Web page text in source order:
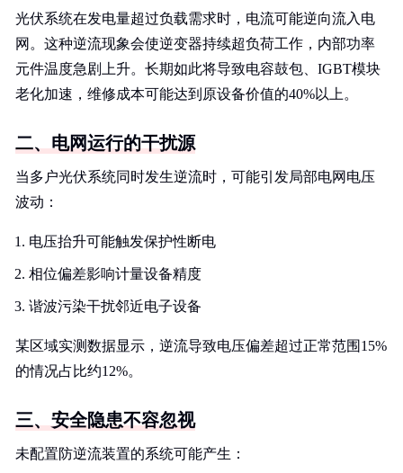
光伏系统在发电量超过负载需求时，电流可能逆向流入电
网。这种逆流现象会使逆变器持续超负荷工作，内部功率
元件温度急剧上升。长期如此将导致电容鼓包、IGBT模块
老化加速，维修成本可能达到原设备价值的40%以上。
二、电网运行的干扰源
当多户光伏系统同时发生逆流时，可能引发局部电网电压
波动：
电压抬升可能触发保护性断电
相位偏差影响计量设备精度
谐波污染干扰邻近电子设备
某区域实测数据显示，逆流导致电压偏差超过正常范围15%
的情况占比约12%。
三、安全隐患不容忽视
未配置防逆流装置的系统可能产生：